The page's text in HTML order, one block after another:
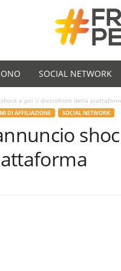
SOCIAL NETWORK
shock e poi il dietrofront della
DI AFFILIAZIONE SOCIAL NETWORK